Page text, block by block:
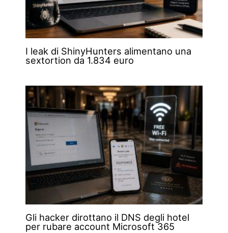
I leak di ShinyHunters alimentano una
sextortion da 1.834 euro
Gli hacker dirottano il DNS degli hotel
per rubare account Microsoft 365